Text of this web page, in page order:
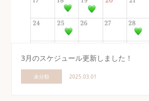
3月のスケジュール更新しました！
未分類 2025.03.01